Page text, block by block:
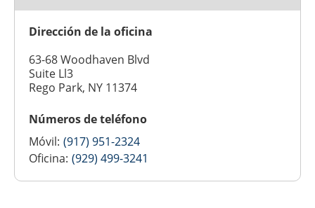
Dirección de la oficina
63-68 Woodhaven Blvd
Suite Ll3
Rego Park, NY 11374
Números de teléfono
Móvil: (917) 951-2324
Oficina: (929) 499-3241